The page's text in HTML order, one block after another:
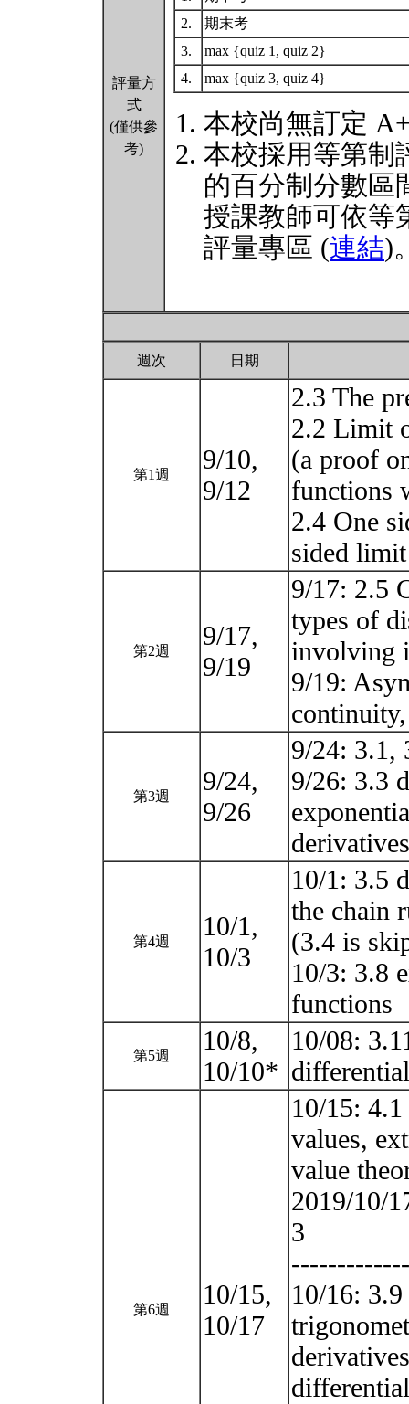
評量方
式
(僅供參
考)
2.
期末考
3.
max {quiz 1, quiz 2}
4.
max {quiz 3, quiz 4}
本校尚無訂定
本校採用等第制
的百分制分數區
授課教師可依等
評量專區 (連結)
週次 日期
第1週
9/10,
9/12
2.3 The
2.2 Limit
(a proof
functions
2.4 One
sided
第2週
9/17,
9/19
9/17: 2.5
types of
involving
9/19:
第3週
9/24,
9/26
9/24: 3.1,
9/26: 3.3
第4週
10/1,
10/3
10/1: 3.5
the chain
(3.4 is
10/3: 3.8
functions
第5週
10/8,
10/10*
10/08:
第6週
10/15,
10/17
10/15:
values,
value
2019/10/
3
10/16: